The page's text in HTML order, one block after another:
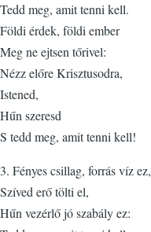
Tedd meg, amit tenni kell.
Földi érdek, földi ember
Meg ne ejtsen tőrivel:
Nézz előre Krisztusodra,
Istened,
Hűn szeresd
S tedd meg, amit tenni kell!
3. Fényes csillag, forrás víz ez,
Szíved erő tölti el,
Hűn vezérlő jó szabály ez: